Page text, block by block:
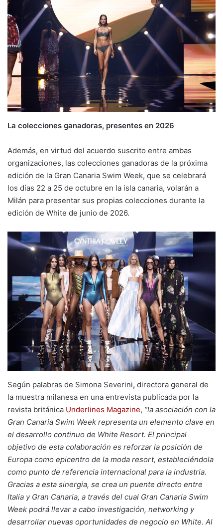
La colecciones ganadoras, presentes en 2026
Además, en virtud del acuerdo suscrito entre ambas
organizaciones, las colecciones ganadoras de la próxima
edición de la Gran Canaria Swim Week, que se celebrará
los días 22 a 25 de octubre en la isla canaria, volarán a
Milán para presentar sus propias colecciones durante la
edición de White de junio de 2026.
Según palabras de Simona Severini, directora general de
la muestra milanesa en una entrevista publicada por la
revista británica Underlines Magazine, “la asociación con la
Gran Canaria Swim Week representa un elemento clave en
el desarrollo continuo de White Resort. El principal
objetivo de esta colaboración es reforzar la posición de
Europa como epicentro de la moda resort, estableciéndola
como punto de referencia internacional para la industria.
Gracias a esta sinergia, se crea un puente directo entre
Italia y Gran Canaria, a través del cual Gran Canaria Swim
Week podrá llevar a cabo investigación, networking y
desarrollar nuevas oportunidades de negocio en White. Al